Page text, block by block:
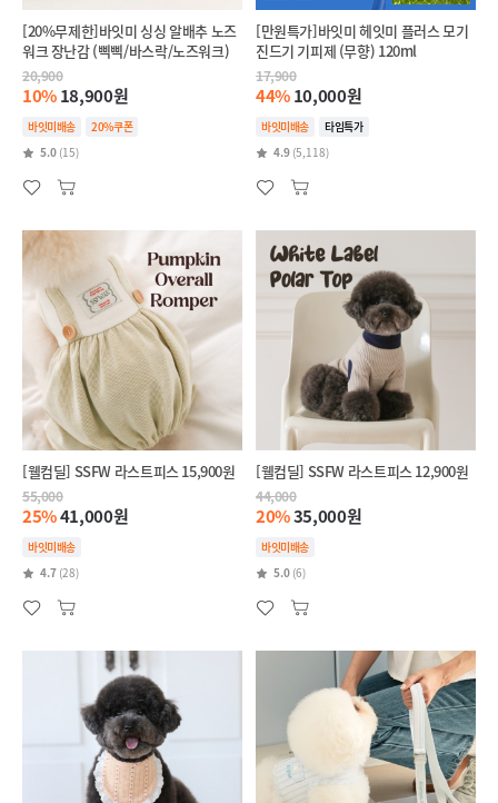
[20%무제한]바잇미 싱싱 알배추 노즈
워크 장난감 (삑삑/바스락/노즈워크)
20,900
10%18,900원
바잇미배송
20%쿠폰
5.0 (15)
[만원특가]바잇미 헤잇미 플러스 모기
진드기 기피제 (무향) 120ml
17,900
44%10,000원
바잇미배송
타임특가
4.9 (5,118)
[웰컴딜] SSFW 라스트피스 15,900원
55,000
25%41,000원
바잇미배송
4.7 (28)
[웰컴딜] SSFW 라스트피스 12,900원
44,000
20%35,000원
바잇미배송
5.0 (6)